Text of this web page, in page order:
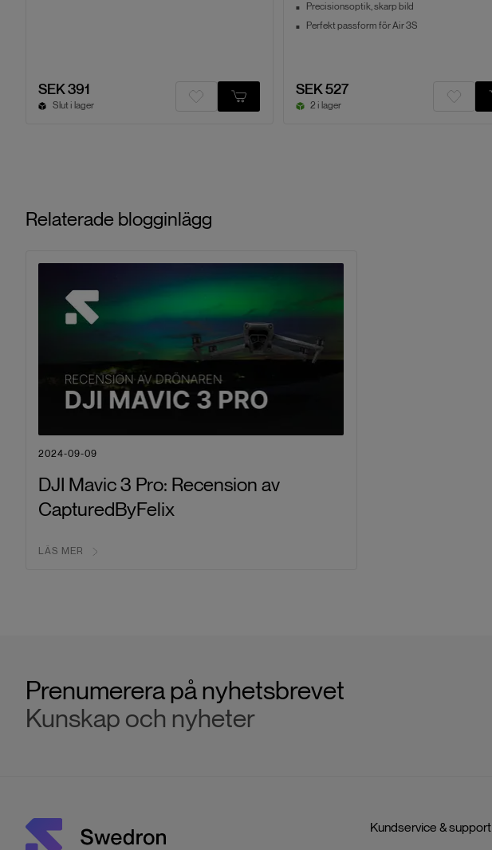
SEK 391
Slut i lager
Precisionsoptik, skarp bild
Perfekt passform för Air 3S
SEK 527
2 i lager
Relaterade blogginlägg
2024-09-09
DJI Mavic 3 Pro: Recension av
CapturedByFelix
LÄS MER
Prenumerera på nyhetsbrevet
Kunskap och nyheter
Kundservice & support